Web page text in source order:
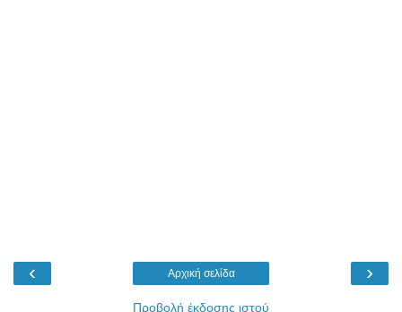
‹ ›
Αρχική σελίδα
Προβολή έκδοσης ιστού